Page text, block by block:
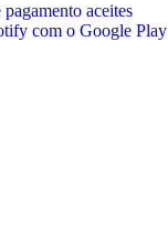
aceites
com o Google Play